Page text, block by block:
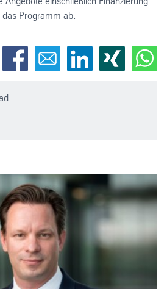
Programm ab.